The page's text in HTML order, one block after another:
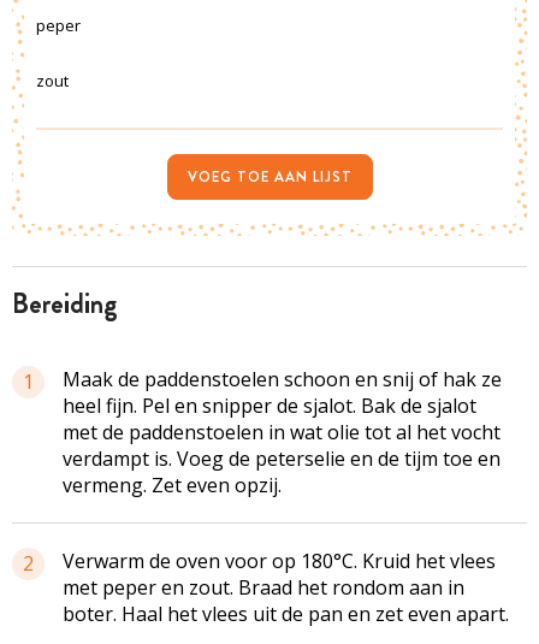
bereiding
1
Maak de paddenstoelen schoon en snij of hak ze
heel fijn. Pel en snipper de sjalot. Bak de sjalot
met de paddenstoelen in wat olie tot al het vocht
verdampt is. Voeg de peterselie en de tijm toe en
vermeng. Zet even opzij.
2
Verwarm de oven voor op 180°C. Kruid het vlees
met peper en zout. Braad het rondom aan in
boter. Haal het vlees uit de pan en zet even apart.
peper
zout
VOEG TOE AAN LIJST